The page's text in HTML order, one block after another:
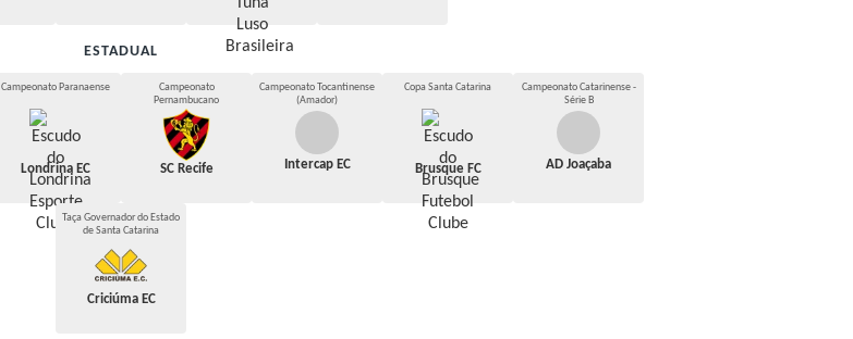
ESTADUAL
Campeonato Paranaense
Londrina EC
Campeonato
Pernambucano
SC Recife
Campeonato Tocantinense
(Amador)
Intercap EC
Copa Santa Catarina
Brusque FC
Campeonato Catarinense -
Série B
AD Joaçaba
Taça Governador do Estado
de Santa Catarina
Criciúma EC